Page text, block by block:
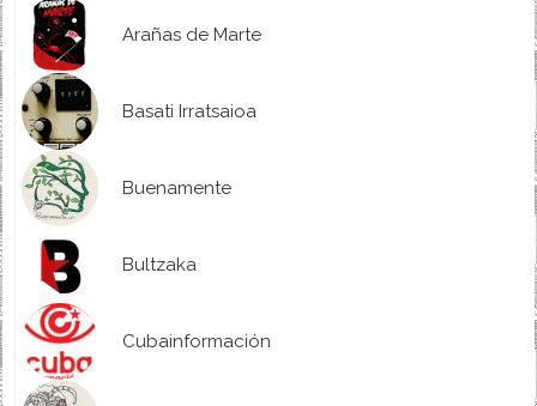
Arañas de Marte
Basati Irratsaioa
Buenamente
Bultzaka
Cubainformación